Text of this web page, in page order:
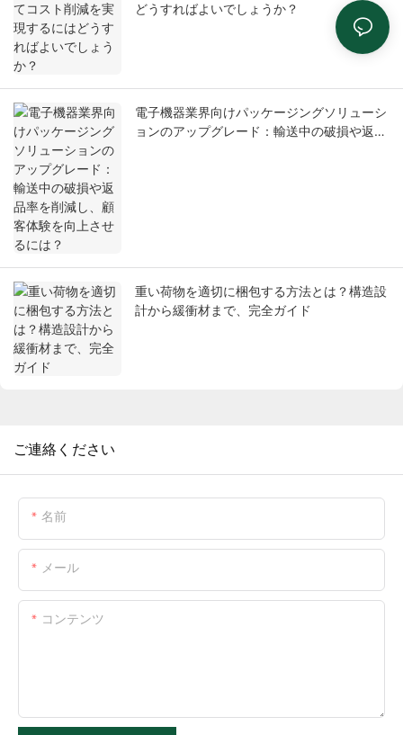
どうすればよいでしょうか？
電子機器業界向けパッケージングソリューシ
ョンのアップグレード：輸送中の破損や返品
重い荷物を適切に梱包する方法とは？構造設
計から緩衝材まで、完全ガイド
ご連絡ください
名前
メール
コンテンツ